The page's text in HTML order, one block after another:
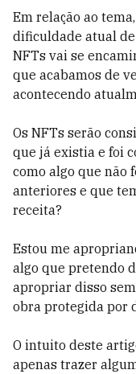
Em relação ao
dificuldade atual
NFTs vai se
que acabamos de
acontecendo
Os NFTs serão
que já existia e foi
como algo que não
anteriores e que
receita?
Estou me
algo que pretendo
apropriar disso
obra protegida por
O intuito deste
apenas trazer